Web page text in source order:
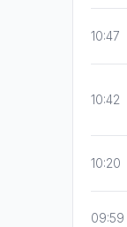
10:47
10:42
10:20
09:59